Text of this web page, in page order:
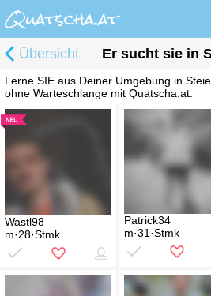
Übersicht Er sucht sie in
Lerne SIE aus Deiner Umgebung in
ohne Warteschlange mit Quatscha.at.
Wastl98
m·28·Stmk
Patrick34
m·31·Stmk